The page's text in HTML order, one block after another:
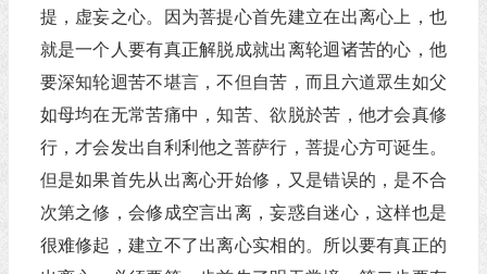
提，虚妄之心。因为菩提心首先建立在出离心上，也
就是一个人要有真正解脱成就出离轮迴诸苦的心，他
要深知轮迴苦不堪言，不但自苦，而且六道眾生如父
如母均在无常苦痛中，知苦、欲脱於苦，他才会真修
行，才会发出自利利他之菩萨行，菩提心方可诞生。
但是如果首先从出离心开始修，又是错误的，是不合
次第之修，会修成空言出离，妄惑自迷心，这样也是
很难修起，建立不了出离心实相的。所以要有真正的